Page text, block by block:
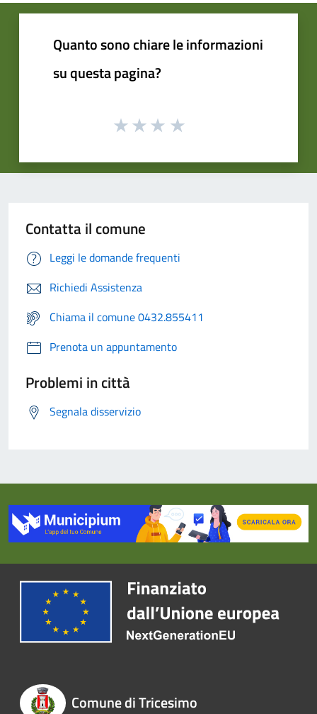
Quanto sono chiare le informazioni
su questa pagina?
Contatta il comune
Leggi le domande frequenti
Richiedi Assistenza
Chiama il comune 0432.855411
Prenota un appuntamento
Problemi in città
Segnala disservizio
Comune di Tricesimo